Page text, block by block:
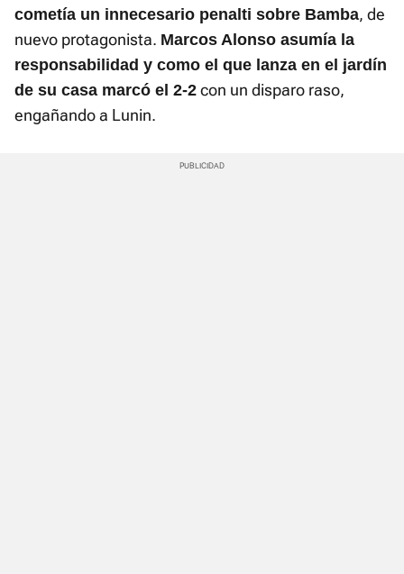
cometía un innecesario penalti sobre Bamba, de
nuevo protagonista. Marcos Alonso asumía la
responsabilidad y como el que lanza en el jardín
de su casa marcó el 2-2 con un disparo raso,
engañando a Lunin.